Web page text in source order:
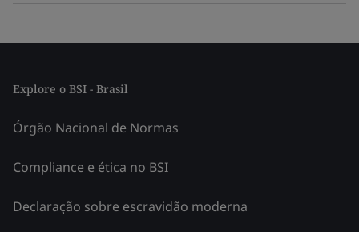
Explore o BSI - Brasil
Órgão Nacional de Normas
Compliance e ética no BSI
Declaração sobre escravidão moderna